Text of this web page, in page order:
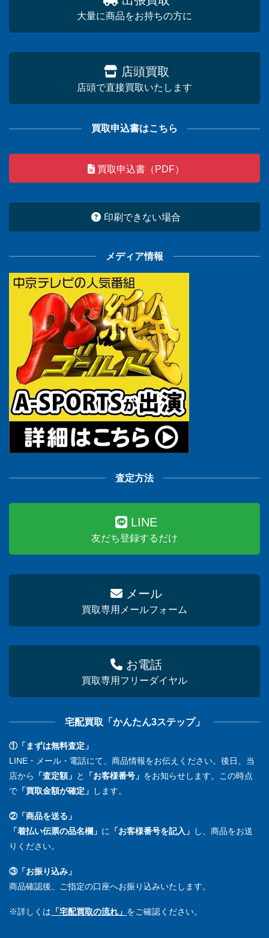
大量に商品をお持ちの方に
店頭買取
店頭で直接買取いたします
買取申込書はこちら
買取申込書（PDF）
印刷できない場合
メディア情報
査定方法
LINE
友だち登録するだけ
メール
買取専用メールフォーム
お電話
買取専用フリーダイヤル
宅配買取「かんたん3ステップ」
①「まずは無料査定」
LINE・メール・電話にて、商品情報をお伝えください。後日、当
店から
「査定額」 と 「お客様番号」 をお知らせします。この時点
で 「買取金額が確定」 します。
②「商品を送る」
「着払い伝票の品名欄」 に 「お客様番号を記入」
し、商品をお送
りください。
③「お振り込み」
商品確認後、ご指定の口座へお振り込みいたします。
※詳しくは 「宅配買取の流れ」 をご確認ください。